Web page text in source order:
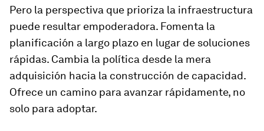
Pero la perspectiva que prioriza la infraestructura
puede resultar empoderadora. Fomenta la
planificación a largo plazo en lugar de soluciones
rápidas. Cambia la política desde la mera
adquisición hacia la construcción de capacidad.
Ofrece un camino para avanzar rápidamente, no
solo para adoptar.